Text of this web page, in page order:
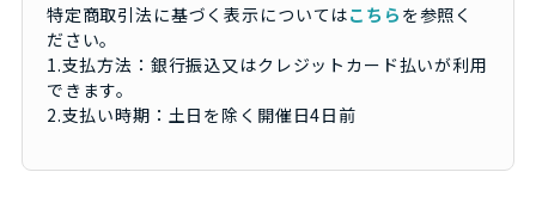
特定商取引法に基づく表示についてはこちら を参照く
ださい。
1.支払方法：銀行振込又はクレジットカード払いが利用
できます。
2.支払い時期：土日を除く開催日4日前